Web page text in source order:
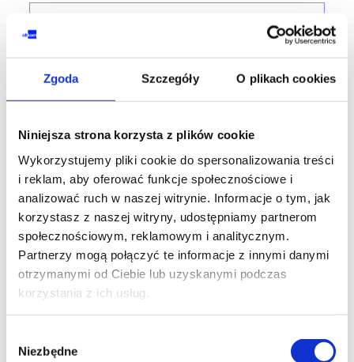
Zgoda Szczegóły O plikach cookies
Niniejsza strona korzysta z plików cookie
Wykorzystujemy pliki cookie do spersonalizowania treści
i reklam, aby oferować funkcje społecznościowe i
analizować ruch w naszej witrynie. Informacje o tym, jak
korzystasz z naszej witryny, udostępniamy partnerom
społecznościowym, reklamowym i analitycznym.
Partnerzy mogą połączyć te informacje z innymi danymi
otrzymanymi od Ciebie lub uzyskanymi podczas
korzystania z ich usług.
zgody
Niezbędne
Certified Strategy & Leadership Course
– e-learning
EN
from 4,290.00PLN
PLN with TAX)
Content Marketing Essentials